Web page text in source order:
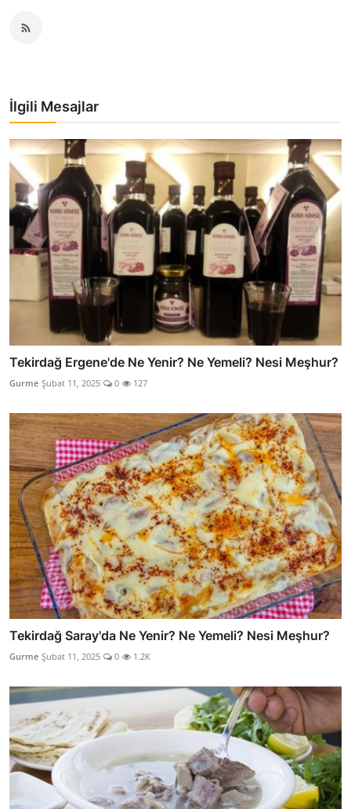
İlgili Mesajlar
Tekirdağ Ergene'de Ne Yenir? Ne Yemeli? Nesi Meşhur?
Gurme Şubat 11, 2025 0 127
Tekirdağ Saray'da Ne Yenir? Ne Yemeli? Nesi Meşhur?
Gurme Şubat 11, 2025 0 1.2K